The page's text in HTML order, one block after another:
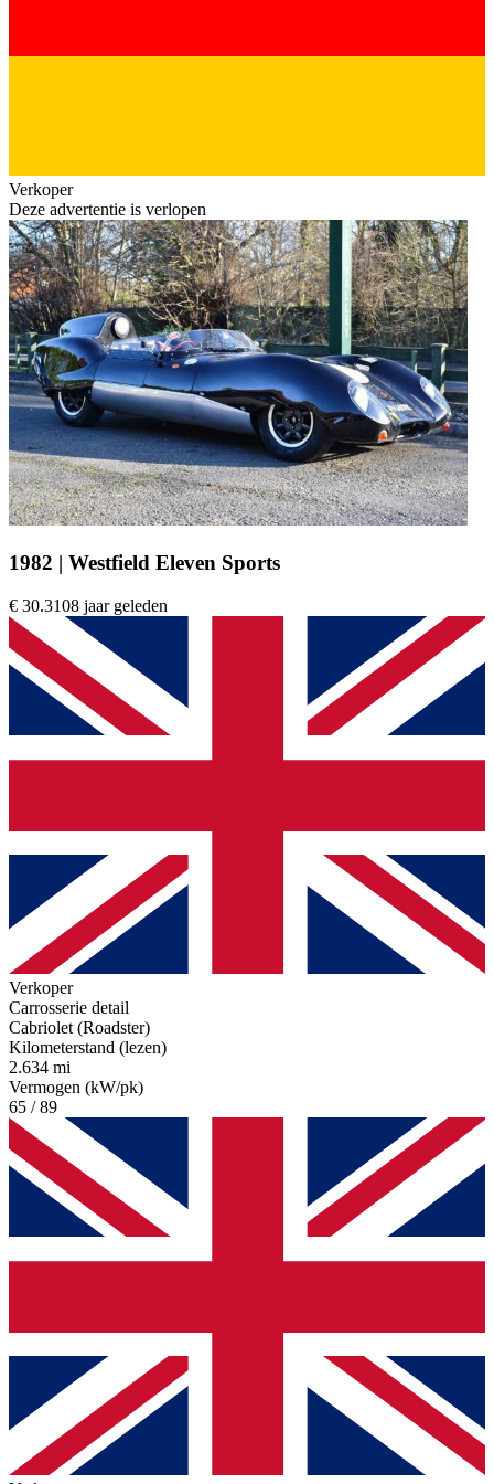
Verkoper
Deze advertentie is verlopen
1982 | Westfield Eleven Sports
€ 30.3108 jaar geleden
Verkoper
Carrosserie detail
Cabriolet (Roadster)
Kilometerstand (lezen)
2.634 mi
Vermogen (kW/pk)
65 / 89